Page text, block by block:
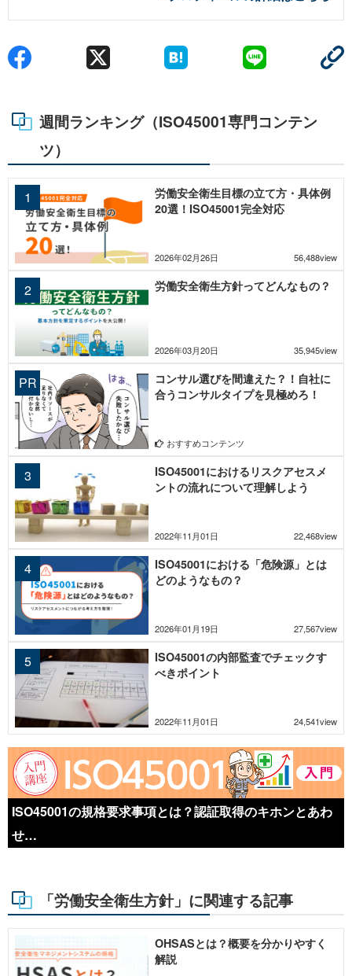
週間ランキング（ISO45001専門コンテン
ツ）
2026年02月26日 56,488view
労働安全衛生目標の立て方・具体例
20選！ISO45001完全対応
2026年03月20日 35,945view
労働安全衛生方針ってどんなもの？
おすすめコンテンツ
コンサル選びを間違えた？！自社に
合うコンサルタイプを見極めろ！
2022年11月01日 22,468view
ISO45001におけるリスクアセスメ
ントの流れについて理解しよう
2026年01月19日 27,567view
ISO45001における「危険源」とは
どのようなもの？
2022年11月01日 24,541view
ISO45001の内部監査でチェックす
べきポイント
ISO45001の規格要求事項とは？認証取得のキホンとあわ
せ…
「労働安全衛生方針」に関連する記事
OHSASとは？概要を分かりやすく
解説